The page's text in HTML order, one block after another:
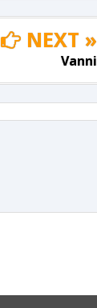
NEXT »
Vanni